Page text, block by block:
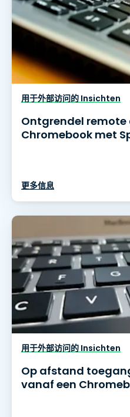
用于外部访问的 Insichten
Ontgrendel remote
Chromebook met
更多信息
用于外部访问的 Insichten
Op afstand
vanaf een